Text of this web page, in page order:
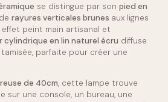
se distingue par son pied en
rayures verticales brunes aux lignes
effet peint main artisanal et
cylindrique en lin naturel écru diffuse
parfaite pour créer une
de 40cm, cette lampe trouve
sur une console, un bureau, une